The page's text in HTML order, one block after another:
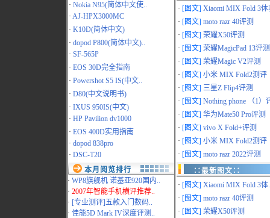
· Nokia N95(简体中文使..
· AJ-HPX3000MC
· K10D(简体中文)
· dopod P800(简体中文)..
· SF-565P
· EOS 30D完全指南
· Powershot S5 IS(中文..
· D80(中文说明书)
· IXUS 950IS(中文)
· HP Pavilion dv1000
· EOS 400D实用指南
· dopod 838pro
· DSC-T20
本月阅览排行
· WP8旗舰机 诺基亚920国内..
· 2007年智能手机横评推荐..
· [专业测评]五款入门数码..
· 佳能5D Mark IV深度评测..
· [图文] Xiaomi MIX Fold 3体
· [图文] moto razr 40评测
· [图文] 荣耀X50评测
· [图文] 荣耀MagicPad 13评测
· [图文] 荣耀Magic V2评测
· [图文] 小米 MIX Fold2测评
· [图文] 三星Z Flip4评测
· [图文] Nothing phone （1）
· [图文] 华为Mate50 Pro评测
· [图文] vivo X Fold+评测
· [图文] 小米 MIX Fold2测评
· [图文] moto razr 2022评测
∷最新图文∷
· [图文] Xiaomi MIX Fold 3体
· [图文] moto razr 40评测
· [图文] 荣耀X50评测